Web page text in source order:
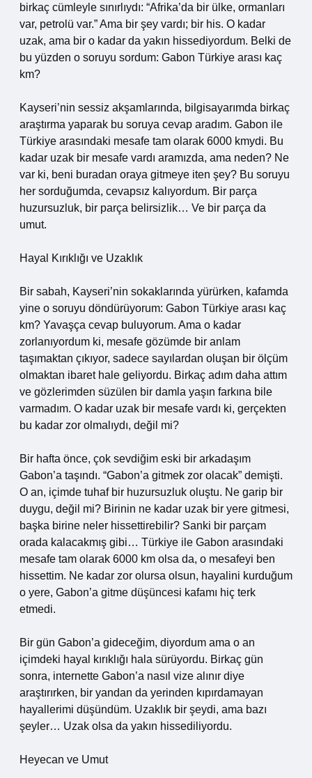
birkaç cümleyle sınırlıydı: “Afrika’da bir ülke, ormanları
var, petrolü var.” Ama bir şey vardı; bir his. O kadar
uzak, ama bir o kadar da yakın hissediyordum. Belki de
bu yüzden o soruyu sordum: Gabon Türkiye arası kaç
km?
Kayseri’nin sessiz akşamlarında, bilgisayarımda birkaç
araştırma yaparak bu soruya cevap aradım. Gabon ile
Türkiye arasındaki mesafe tam olarak 6000 kmydi. Bu
kadar uzak bir mesafe vardı aramızda, ama neden? Ne
var ki, beni buradan oraya gitmeye iten şey? Bu soruyu
her sorduğumda, cevapsız kalıyordum. Bir parça
huzursuzluk, bir parça belirsizlik… Ve bir parça da
umut.
Hayal Kırıklığı ve Uzaklık
Bir sabah, Kayseri’nin sokaklarında yürürken, kafamda
yine o soruyu döndürüyorum: Gabon Türkiye arası kaç
km? Yavaşça cevap buluyorum. Ama o kadar
zorlanıyordum ki, mesafe gözümde bir anlam
taşımaktan çıkıyor, sadece sayılardan oluşan bir ölçüm
olmaktan ibaret hale geliyordu. Birkaç adım daha attım
ve gözlerimden süzülen bir damla yaşın farkına bile
varmadım. O kadar uzak bir mesafe vardı ki, gerçekten
bu kadar zor olmalıydı, değil mi?
Bir hafta önce, çok sevdiğim eski bir arkadaşım
Gabon’a taşındı. “Gabon’a gitmek zor olacak” demişti.
O an, içimde tuhaf bir huzursuzluk oluştu. Ne garip bir
duygu, değil mi? Birinin ne kadar uzak bir yere gitmesi,
başka birine neler hissettirebilir? Sanki bir parçam
orada kalacakmış gibi… Türkiye ile Gabon arasındaki
mesafe tam olarak 6000 km olsa da, o mesafeyi ben
hissettim. Ne kadar zor olursa olsun, hayalini kurduğum
o yere, Gabon’a gitme düşüncesi kafamı hiç terk
etmedi.
Bir gün Gabon’a gideceğim, diyordum ama o an
içimdeki hayal kırıklığı hala sürüyordu. Birkaç gün
sonra, internette Gabon’a nasıl vize alınır diye
araştırırken, bir yandan da yerinden kıpırdamayan
hayallerimi düşündüm. Uzaklık bir şeydi, ama bazı
şeyler… Uzak olsa da yakın hissediliyordu.
Heyecan ve Umut